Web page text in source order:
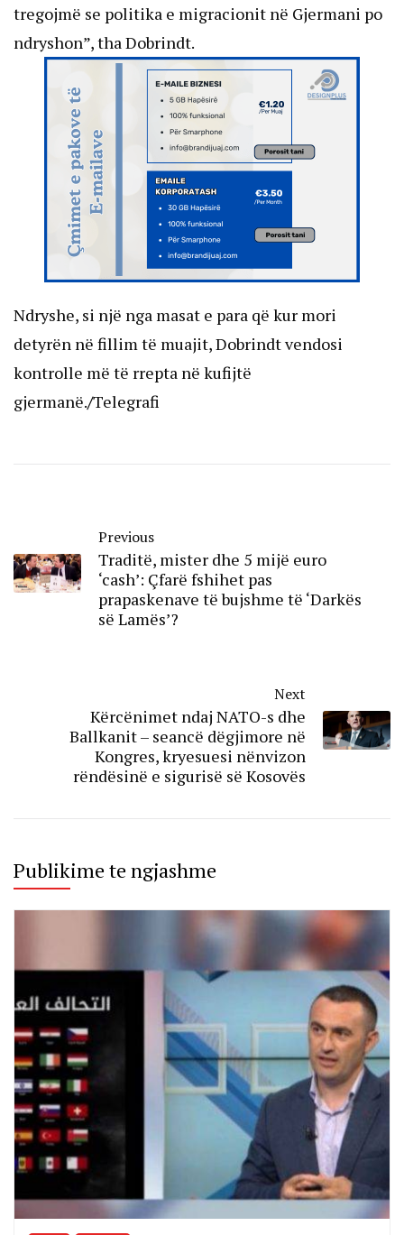
tregojmë se politika e migracionit në Gjermani po
ndryshon”, tha Dobrindt.
Ndryshe, si një nga masat e para që kur mori
detyrën në fillim të muajit, Dobrindt vendosi
kontrolle më të rrepta në kufijtë
gjermanë./Telegrafi
Previous
Traditë, mister dhe 5 mijë euro
‘cash’: Çfarë fshihet pas
prapaskenave të bujshme të ‘Darkës
së Lamës’?
Next
Kërcënimet ndaj NATO-s dhe
Ballkanit – seancë dëgjimore në
Kongres, kryesuesi nënvizon
rëndësinë e sigurisë së Kosovës
Publikime te ngjashme